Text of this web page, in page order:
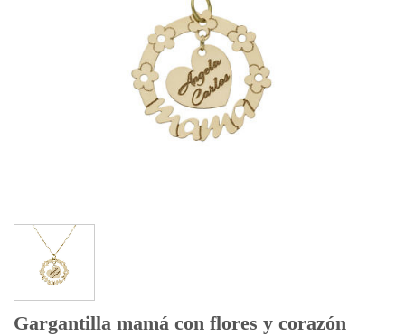
Gargantilla mamá con flores y corazón